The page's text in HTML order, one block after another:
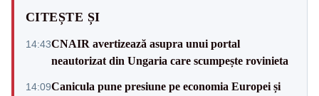
CITEȘTE ȘI
14:43CNAIR avertizează asupra unui portal
neautorizat din Ungaria care scumpește rovinieta
14:09Canicula pune presiune pe economia Europei și